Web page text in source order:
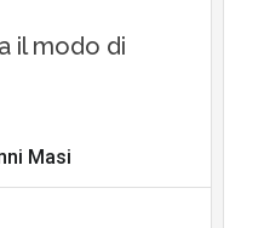
il modo di
Masi